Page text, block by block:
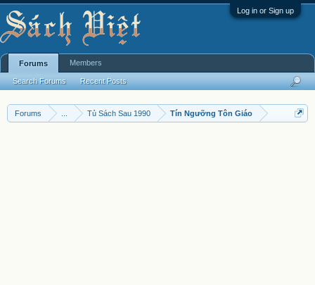
Log in or Sign up
Forums Tủ Sách Sau 1990 Tín Ngưỡng Tôn Giáo
Forums
Search Forums Recent Posts
Members